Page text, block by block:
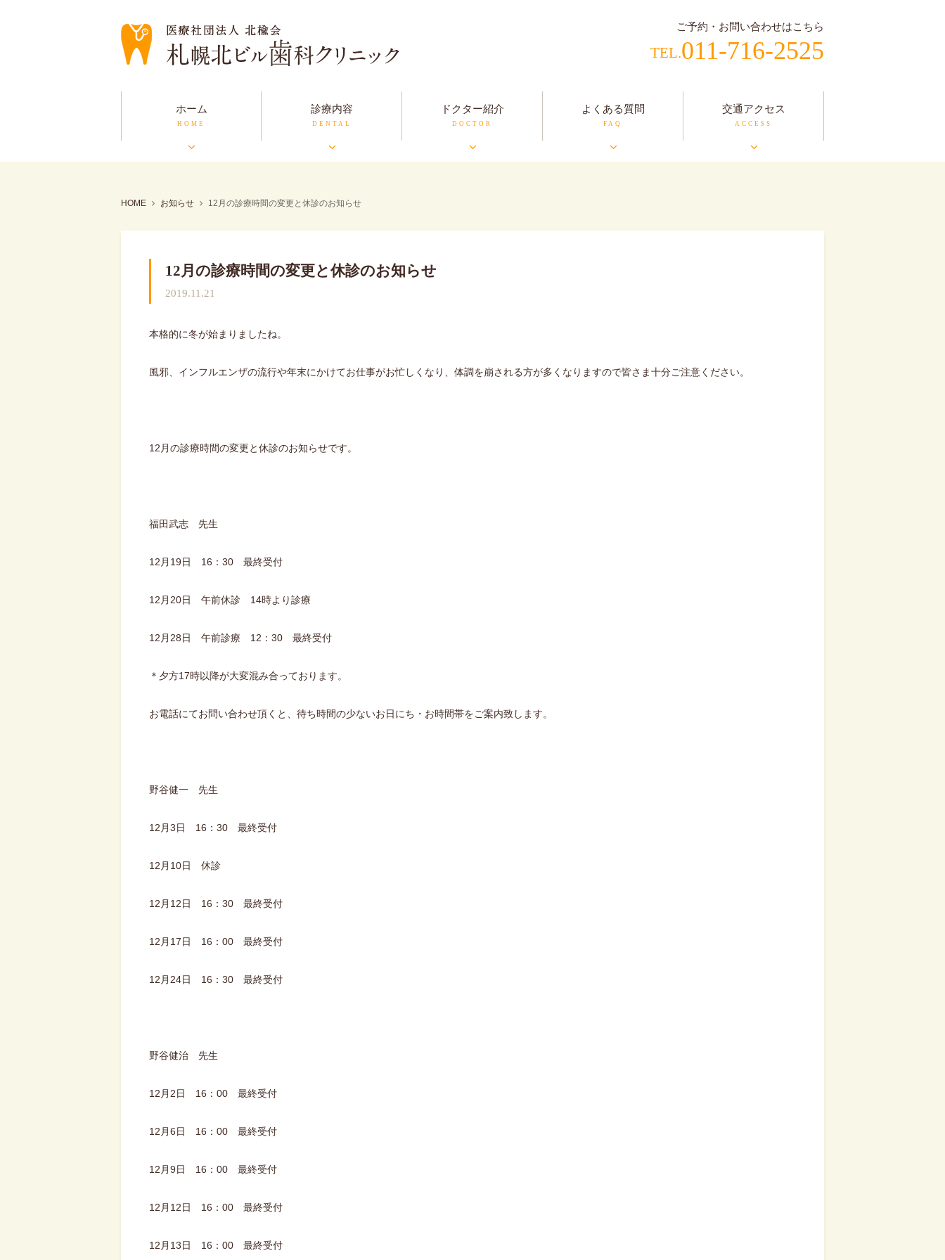
ご予約・お問い合わせはこちら
011-716-2525
ホーム 診療内容 ドクター紹介 よくある質問 交通アクセス
HOME お知らせ 12月の診療時間の変更と休診のお知らせ
12月の診療時間の変更と休診のお知らせ
2019.11.21
本格的に冬が始まりましたね。
風邪、インフルエンザの流行や年末にかけてお仕事がお忙しくなり、体調を崩される方が多くなりますので皆さま十分ご注意ください。
12月の診療時間の変更と休診のお知らせです。
福田武志 先生
12月19日 16：30 最終受付
12月20日 午前休診 14時より診療
12月28日 午前診療 12：30 最終受付
＊夕方17時以降が大変混み合っております。
お電話にてお問い合わせ頂くと、待ち時間の少ないお日にち・お時間帯をご案内致します。
野谷健一 先生
12月3日 16：30 最終受付
12月10日 休診
12月12日 16：30 最終受付
12月17日 16：00 最終受付
12月24日 16：30 最終受付
野谷健治 先生
12月2日 16：00 最終受付
12月6日 16：00 最終受付
12月9日 16：00 最終受付
12月12日 16：00 最終受付
12月13日 16：00 最終受付